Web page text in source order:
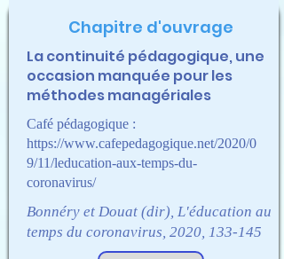
Chapitre d'ouvrage
La continuité pédagogique, une
occasion manquée pour les
méthodes managériales
Café pédagogique :
https://www.cafepedagogique.net/2020/0
9/11/leducation-aux-temps-du-
coronavirus/
Bonnéry et Douat (dir), L'éducation au
temps du coronavirus, 2020, 133-145